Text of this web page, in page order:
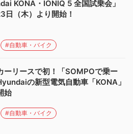
KONA・IONIQ 5 全国試乗会」
日（木）より開始！
#自動車・バイク
ーリースで初！「SOMPOで乗ー
の新型電気自動車「KONA」
始
#自動車・バイク